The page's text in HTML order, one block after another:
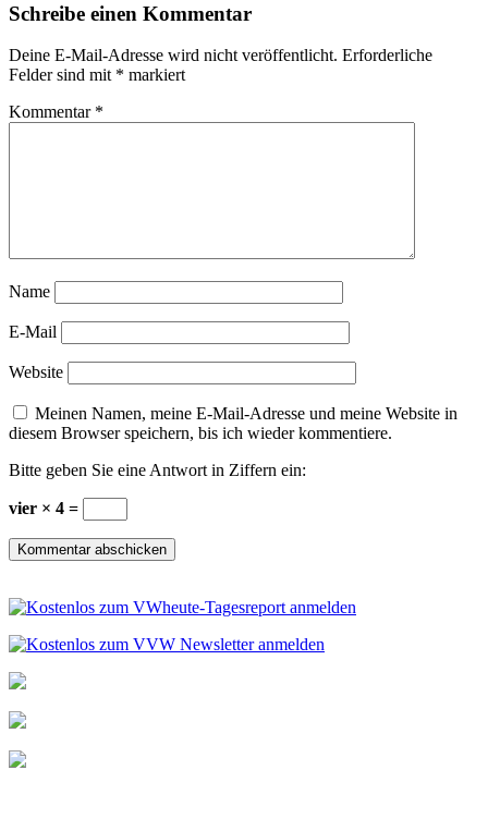
Schreibe einen Kommentar
Deine E-Mail-Adresse wird nicht veröffentlicht. Erforderliche
Felder sind mit * markiert
Kommentar *
Name
E-Mail
Website
Meinen Namen, meine E-Mail-Adresse und meine Website in
diesem Browser speichern, bis ich wieder kommentiere.
Bitte geben Sie eine Antwort in Ziffern ein:
vier × 4 =